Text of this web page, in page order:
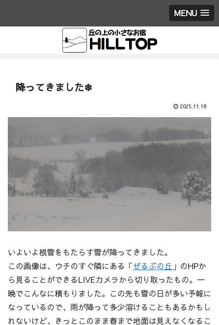
MENU
降ってきました❄
2025.11.18
いよいよ根雪をもたらす雪が降ってきました。
この画像は、ウチのすぐ隣にある「ぜるぶの丘 」のHPか
ら見ることができるLIVEカメラから切り取ったもの。一
晩でこんなに積もりました。この先も雪の日が多い予報に
なっているので、雨が降って多少溶けることもあるかもし
れないけど、きっとこのまま春まで地面は見えなくなるこ